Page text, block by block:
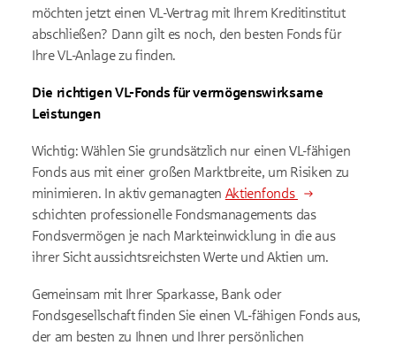
möchten jetzt einen VL-Vertrag mit Ihrem Kreditinstitut
abschließen? Dann gilt es noch, den besten Fonds für
Ihre VL-Anlage zu finden.
Die richtigen VL-Fonds für vermögenswirksame
Leistungen
Wichtig: Wählen Sie grundsätzlich nur einen VL-fähigen
Fonds aus mit einer großen Marktbreite, um Risiken zu
minimieren. In aktiv gemanagten Aktienfonds
schichten professionelle Fondsmanagements das
Fondsvermögen je nach Markteinwicklung in die aus
ihrer Sicht aussichtsreichsten Werte und Aktien um.
Gemeinsam mit Ihrer Sparkasse, Bank oder
Fondsgesellschaft finden Sie einen VL-fähigen Fonds aus,
der am besten zu Ihnen und Ihrer persönlichen